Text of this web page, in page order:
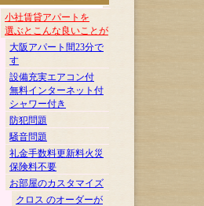
小社賃貸アパートを
選ぶとこんな良いことが
大阪アパート間23分で
す
設備充実エアコン付
無料インターネット付
シャワー付き
防犯問題
騒音問題
礼金手数料更新料火災
保険料不要
お部屋のカスタマイズ
クロス のオーダーが